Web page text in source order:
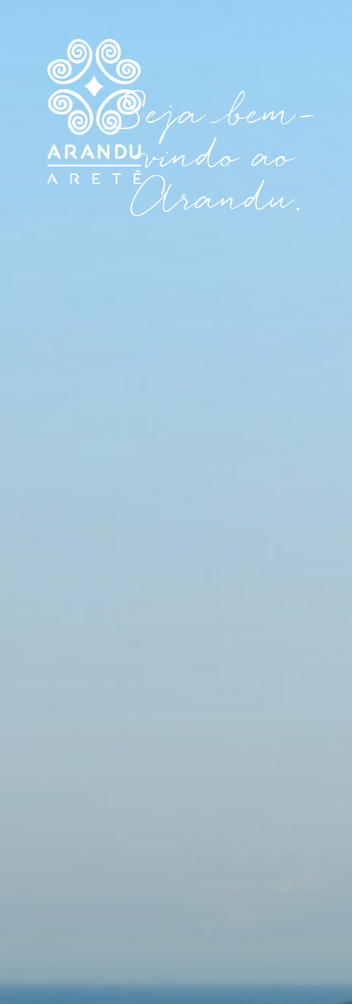
Seja bem-
vindo ao
Arandu.